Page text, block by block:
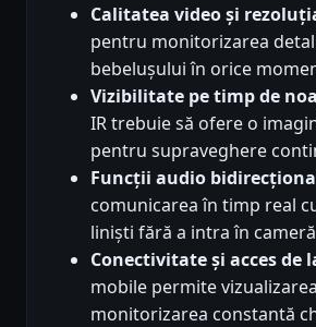
Calitatea video și
pentru monitorizarea
bebelușului în orice
Vizibilitate pe timp de
IR trebuie să ofere o
pentru supraveghere
Funcții audio
comunicarea în timp real
liniști fără a intra în
Conectivitate și acces de
mobile permite
monitorizarea constantă